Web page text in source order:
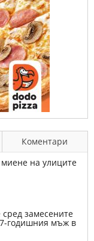
Коментари
на улиците
замесените
годишния мъж в